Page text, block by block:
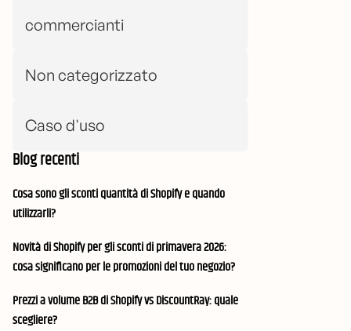
commercianti
Non categorizzato
Caso d'uso
Blog recenti
Cosa sono gli sconti quantità di Shopify e quando
utilizzarli?
Novità di Shopify per gli sconti di primavera 2026:
cosa significano per le promozioni del tuo negozio?
Prezzi a volume B2B di Shopify vs DiscountRay: quale
scegliere?